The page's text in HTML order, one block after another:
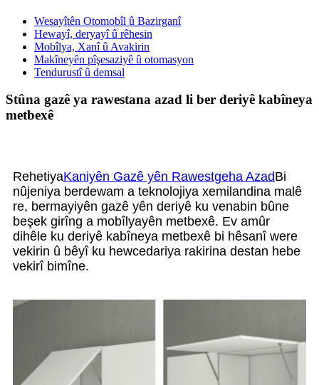
Wesayîtên Otomobîl û Bazirganî
Hewayî, deryayî û rêhesin
Mobîlya, Xanî û Avakirin
Makîneyên pîşesaziyê û otomasyon
Tendurustî û demsal
Stûna gazê ya rawestana azad li ber deriyê kabîneya
metbexê
RehetiyaKaniyên Gazê yên Rawestgeha AzadBi
nûjeniya berdewam a teknolojiya xemilandina malê
re, bermayiyên gazê yên deriyê ku venabin bûne
beşek girîng a mobîlyayên metbexê. Ev amûr
dihêle ku deriyê kabîneya metbexê bi hêsanî were
vekirin û bêyî ku hewcedariya rakirina destan hebe
vekirî bimîne.